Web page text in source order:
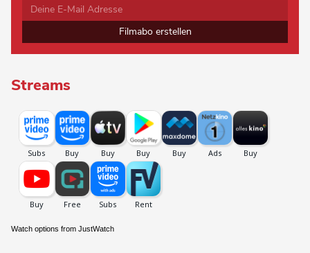
Filmabo erstellen
Streams
Watch options from JustWatch